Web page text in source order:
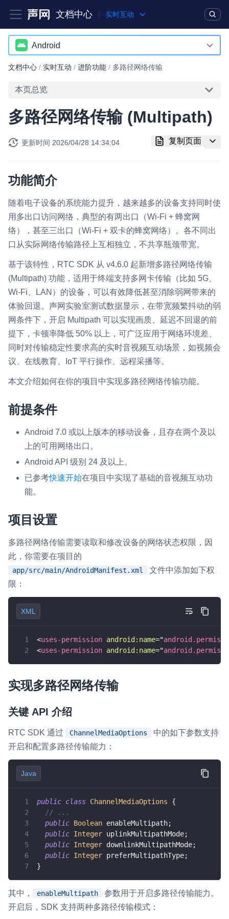
文档中心 实时互动
产品 解决方案
突破传统文字交互模式，与 AI 进行高拟真、自然流畅的实时语
音对话
扩展性和更优秀的互动效果
解决方案
即时通讯 IM NEW
务。
融合 CDN 直播
对接国内外多家 CDN 供应商，提供一个整体播放体验最佳的
CDN 直播方案
媒体流加速
为智能硬件提供优质的媒体流传输，实现人与人、人与物、物与
物的实时互动连接
实时互动扩展能力
实时转录翻译
互动白板
快速实现多人实时互动白板协作
微呼叫 NEW
实现智能硬件和微信小程序之间的实时音视频互通
Status Page
内容审核
对实时音频和视频画面进行风险识别，并联动回调和业务处置流
云市场
一站式实时互动模块的选型、购买、账号打通
SDK 拓展插件
拓展 SDK 能力，打造更具个性化的音视频互动效果
使用录制、推流、拉流等服务丰富互动体验
输入在线媒体流
RTC 服务端 SDK
与 RTC 客户端 SDK 互通，实现收发流
PPT 转码服务
水晶球
全周期通话质量检测、回溯和分析方案
控制台
开通和管理声网各项产品服务的统一入口
灵动会议 NEW
Android
Android
iOS
Web
Windows
小程序
Electron
Unity
Flutter
React Native
Unreal (C++)
Unreal (Blueprint)
React
RESTful
文档中心 / 实时互动 / 进阶功能 / 多路径网络传输
本页总览
多路径网络传输 (Multipath)
更新时间 2026/04/28 14:34:04 复制页面
功能简介
随着电子设备的系统能力提升，越来越多的设备支持同时使
用多出口访问网络，典型的有两出口（Wi-Fi + 蜂窝网
络），甚至三出口（Wi-Fi + 双卡的蜂窝网络）。各不同出
口从实际网络传输路径上互相独立，不共享瓶颈带宽。
基于该特性，RTC SDK 从 v4.6.0 起新增多路径网络传输
(Multipath) 功能，适用于终端支持多网卡传输（比如 5G、
Wi-Fi、LAN）的设备，可以有效降低甚至消除弱网带来的
体验回退。声网实验室测试数据显示，在带宽频繁抖动的弱
网条件下，开启 Multipath 可以实现画质、延迟不回退的前
提下，卡顿率降低 50% 以上，可广泛应用于网络环境差、
同时对传输稳定性要求高的实时音视频互动场景，如视频会
议、在线教育、IoT 平行操作、远程采播等。
本文介绍如何在你的项目中实现多路径网络传输功能。
前提条件
Android 7.0 或以上版本的移动设备，且存在两个及以
上的可用网络出口。
Android API 级别 24 及以上。
已参考快速开始在项目中实现了基础的音视频互动功
能。
项目设置
多路径网络传输需要读取和修改设备的网络状态权限，因
此，你需要在项目的
app/src/main/AndroidManifest.xml
文件中添加如下权
限：
XML
<uses-permission android: name="
<uses-permission android: name="
实现多路径网络传输
关键 API 介绍
RTC SDK 通过 ChannelMediaOptions
中的如下参数支持
开启和配置多路径传输能力：
Java
public class ChannelMediaOptions
{
// ...
public Boolean enableMultipath;
public Integer uplinkMultipathMode;
public Integer downlinkMultipathMode;
public Integer preferMultipathType;
}
其中， enableMultipath
参数用于开启多路径传输能力。
开启后，SDK 支持两种多路径传输模式：